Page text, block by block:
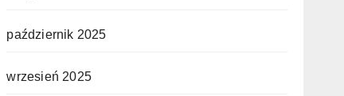
październik 2025
wrzesień 2025